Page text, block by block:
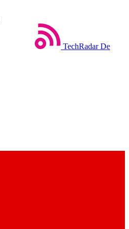
TechRadar De